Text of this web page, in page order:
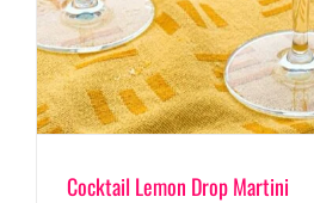
Cocktail Lemon Drop Martini